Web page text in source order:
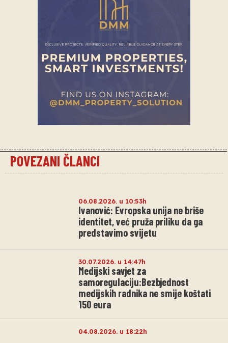
POVEZANI ČLANCI
06.08.2026. u 10:53h
Ivanović: Evropska unija ne briše
identitet, već pruža priliku da ga
predstavimo svijetu
30.07.2026. u 14:47h
Medijski savjet za
samoregulaciju:Bezbjednost
medijskih radnika ne smije koštati
150 eura
04.08.2026. u 18:22h